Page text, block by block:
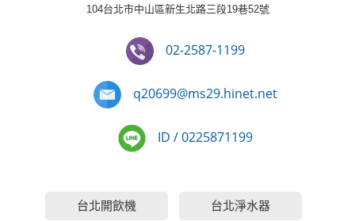
104台北市中山區新生北路三段19巷52號
02-2587-1199
q20699@ms29.hinet.net
ID / 0225871199
台北開飲機 台北淨水器